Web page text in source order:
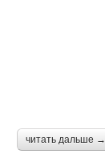
читать дальше →